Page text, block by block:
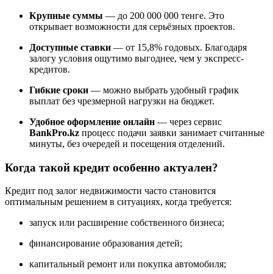
Крупные суммы — до 200 000 000 тенге. Это
открывает возможности для серьёзных проектов.
Доступные ставки — от 15,8% годовых. Благодаря
залогу условия ощутимо выгоднее, чем у экспресс-
кредитов.
Гибкие сроки — можно выбрать удобный график
выплат без чрезмерной нагрузки на бюджет.
Удобное оформление онлайн — через сервис
BankPro.kz процесс подачи заявки занимает считанные
минуты, без очередей и посещения отделений.
Когда такой кредит особенно актуален?
Кредит под залог недвижимости часто становится
оптимальным решением в ситуациях, когда требуется:
запуск или расширение собственного бизнеса;
финансирование образования детей;
капитальный ремонт или покупка автомобиля;